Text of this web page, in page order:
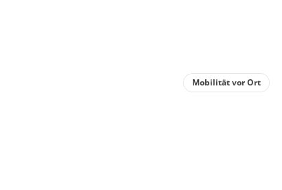
Mobilität vor Ort